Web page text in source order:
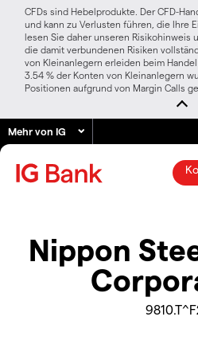
CFDs sind Hebelprodukte. Der CFD-
und kann zu Verlusten führen, die Ihre
lesen Sie daher unseren Risikohinweis
die damit verbundenen Risiken
von Kleinanlegern erleiden beim
3.54 % der Konten von Kleinanlegern
Positionen aufgrund von Margin Calls
Mehr von IG
Nippon